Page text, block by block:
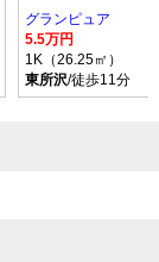
グランピュア
5.5万円
1K（26.25㎡）
東所沢/徒歩11分